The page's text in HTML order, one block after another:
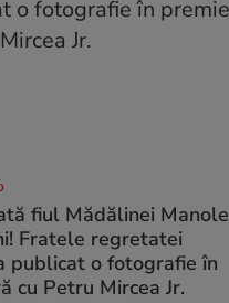
fiul Mădălinei Manole
Fratele regretatei
publicat o fotografie în
cu Petru Mircea Jr.